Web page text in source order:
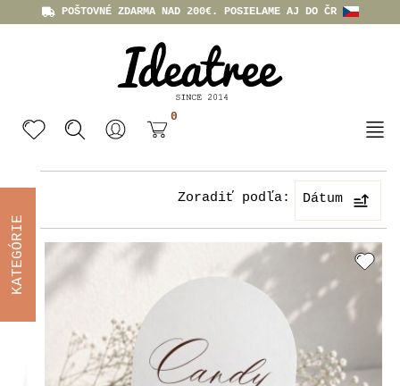
POŠTOVNÉ ZDARMA NAD 200€. POSIELAME AJ DO ČR
0
Zoradiť podľa: Dátum
KATEGÓRIE